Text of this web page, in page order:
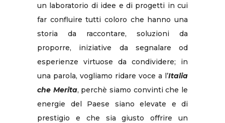
un laboratorio di idee e di progetti in cui
far confluire tutti coloro che hanno una
storia da raccontare, soluzioni da
proporre, iniziative da segnalare od
esperienze virtuose da condividere; in
una parola, vogliamo ridare voce a l’Italia
che Merita, perchè siamo convinti che le
energie del Paese siano elevate e di
prestigio e che sia giusto offrire un